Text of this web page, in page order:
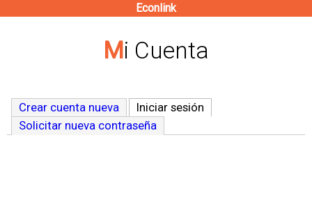
contenido
Econlink
Mi Cuenta
Crear cuenta nueva Iniciar sesión
Solicitar nueva contraseña